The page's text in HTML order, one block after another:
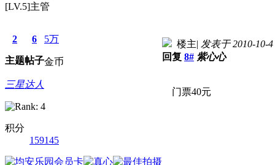
[LV.5]主管
2
主题
6
帖子
5万
金币
三星达人
积分
159145
楼主| 发表于 2010-10-
回复 8# 紫心心
门票40元